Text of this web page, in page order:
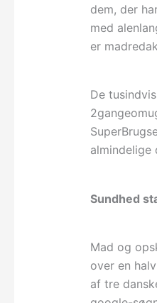
dem, der
med
er
De
almindelige
Sundhed
Mad og
over en
af tre